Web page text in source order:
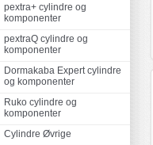
pextra+ cylindre og
komponenter
pextraQ cylindre og
komponenter
Dormakaba Expert cylindre
og komponenter
Ruko cylindre og
komponenter
Cylindre Øvrige